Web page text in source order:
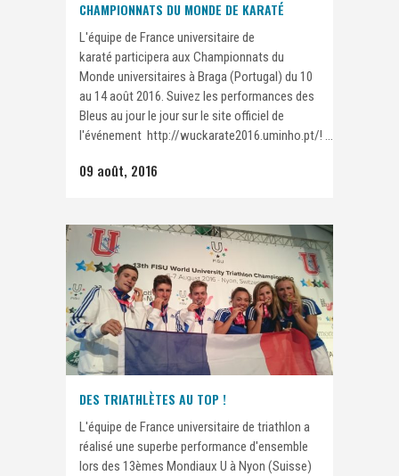
CHAMPIONNATS DU MONDE DE KARATÉ
L'équipe de France universitaire de
karaté participera aux Championnats du
Monde universitaires à Braga (Portugal) du 10
au 14 août 2016. Suivez les performances des
Bleus au jour le jour sur le site officiel de
l'événement http://wuckarate2016.uminho.pt/! ...
09 août, 2016
DES TRIATHLÈTES AU TOP !
L'équipe de France universitaire de triathlon a
réalisé une superbe performance d'ensemble
lors des 13èmes Mondiaux U à Nyon (Suisse)